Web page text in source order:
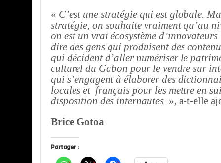
« C’est une stratégie qui est globale.
stratégie, on souhaite vraiment qu’au
on est un vrai écosystème d’innovateurs
dire des gens qui produisent des
qui décident d’aller numériser le
culturel du Gabon pour le vendre sur
qui s’engagent à élaborer des
locales et français pour les mettre en
disposition des internautes », a-t-elle
Brice Gotoa
Partager :